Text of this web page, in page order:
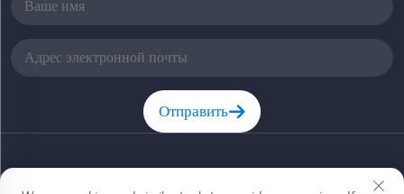
Отправить
Copyright © Zhejiang Jiadele Technology Co, Ltd. Все